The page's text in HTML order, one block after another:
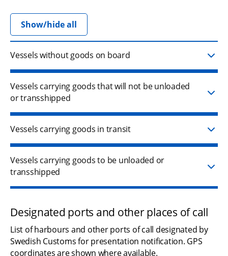
Show/hide all
Vessels without goods on board
Vessels carrying goods that will not be unloaded
or transshipped
Vessels carrying goods in transit
Vessels carrying goods to be unloaded or
transshipped
Designated ports and other places of call
List of harbours and other ports of call designated by
Swedish Customs for presentation notification. GPS
coordinates are shown where available.